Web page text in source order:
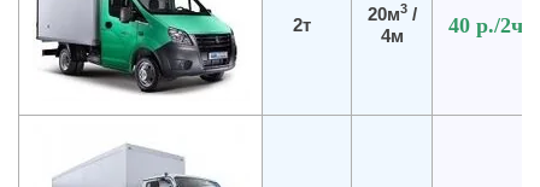
2т
20м3/
4м
40 р./2ч